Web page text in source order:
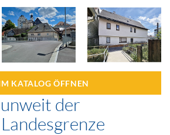
KATALOG ÖFFNEN
der